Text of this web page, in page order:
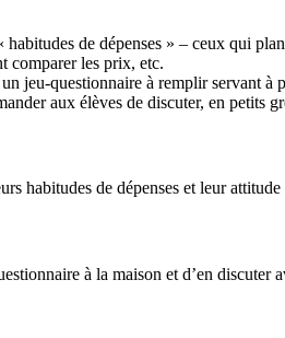
de dépenses » – ceux qui
comparer les prix, etc.
jeu-questionnaire à remplir servant à
aux élèves de discuter, en petits
habitudes de dépenses et leur
à la maison et d’en discuter